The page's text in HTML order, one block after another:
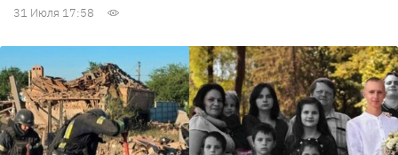
31 Июля 17:58